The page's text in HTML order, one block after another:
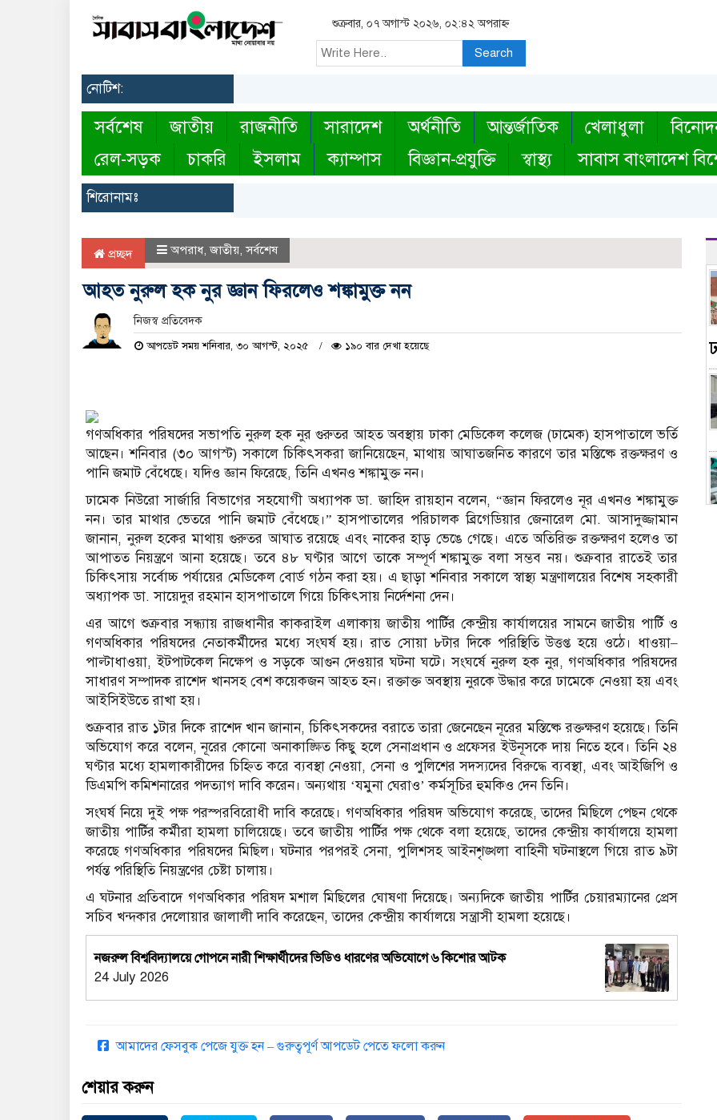
শুক্রবার, ০৭ অগাস্ট ২০২৬, ০২:৪২ অপরাহ্ন
Search
নোটিশ:
সর্বশেষ জাতীয় রাজনীতি সারাদেশ অর্থনীতি আন্তর্জাতিক খেলাধুলা
রেল-সড়ক
চাকরি ইসলাম ক্যাম্পাস বিজ্ঞান-প্রযুক্তি স্বাস্থ্য সাবাস বাংলাদেশ
শিরোনামঃ
প্রচ্ছদ অপরাধ,জাতীয়,সর্বশেষ
আহত নুরুল হক নুর জ্ঞান ফিরলেও শঙ্কামুক্ত নন
নিজস্ব প্রতিবেদক
আপডেট সময় শনিবার, ৩০ আগস্ট, ২০২৫ ১৯০ বার দেখা হয়েছে
গণঅধিকার পরিষদের সভাপতি নুরুল হক নুর গুরুতর আহত অবস্থায় ঢাকা মেডিকেল কলেজ (ঢামেক) হাসপাতালে ভর্তি
আছেন। শনিবার (৩০ আগস্ট) সকালে চিকিৎসকরা জানিয়েছেন, মাথায় আঘাতজনিত কারণে তার মস্তিষ্কে রক্তক্ষরণ ও
পানি জমাট বেঁধেছে। যদিও জ্ঞান ফিরেছে, তিনি এখনও শঙ্কামুক্ত নন।
ঢামেক নিউরো সার্জারি বিভাগের সহযোগী অধ্যাপক ডা. জাহিদ রায়হান বলেন, “জ্ঞান ফিরলেও নূর এখনও শঙ্কামুক্ত
নন। তার মাথার ভেতরে পানি জমাট বেঁধেছে।” হাসপাতালের পরিচালক ব্রিগেডিয়ার জেনারেল মো. আসাদুজ্জামান
জানান, নুরুল হকের মাথায় গুরুতর আঘাত রয়েছে এবং নাকের হাড় ভেঙে গেছে। এতে অতিরিক্ত রক্তক্ষরণ হলেও তা
আপাতত নিয়ন্ত্রণে আনা হয়েছে। তবে ৪৮ ঘণ্টার আগে তাকে সম্পূর্ণ শঙ্কামুক্ত বলা সম্ভব নয়। শুক্রবার রাতেই তার
চিকিৎসায় সর্বোচ্চ পর্যায়ের মেডিকেল বোর্ড গঠন করা হয়। এ ছাড়া শনিবার সকালে স্বাস্থ্য মন্ত্রণালয়ের বিশেষ সহকারী
অধ্যাপক ডা. সায়েদুর রহমান হাসপাতালে গিয়ে চিকিৎসায় নির্দেশনা দেন।
এর আগে শুক্রবার সন্ধ্যায় রাজধানীর কাকরাইল এলাকায় জাতীয় পার্টির কেন্দ্রীয় কার্যালয়ের সামনে জাতীয় পার্টি ও
গণঅধিকার পরিষদের নেতাকর্মীদের মধ্যে সংঘর্ষ হয়। রাত সোয়া ৮টার দিকে পরিস্থিতি উত্তপ্ত হয়ে ওঠে। ধাওয়া–
পাল্টাধাওয়া, ইটপাটকেল নিক্ষেপ ও সড়কে আগুন দেওয়ার ঘটনা ঘটে। সংঘর্ষে নুরুল হক নুর, গণঅধিকার পরিষদের
সাধারণ সম্পাদক রাশেদ খানসহ বেশ কয়েকজন আহত হন। রক্তাক্ত অবস্থায় নুরকে উদ্ধার করে ঢামেকে নেওয়া হয় এবং
আইসিইউতে রাখা হয়।
শুক্রবার রাত ১টার দিকে রাশেদ খান জানান, চিকিৎসকদের বরাতে তারা জেনেছেন নূরের মস্তিষ্কে রক্তক্ষরণ হয়েছে। তিনি
অভিযোগ করে বলেন, নূরের কোনো অনাকাঙ্ক্ষিত কিছু হলে সেনাপ্রধান ও প্রফেসর ইউনূসকে দায় নিতে হবে। তিনি ২৪
ঘণ্টার মধ্যে হামলাকারীদের চিহ্নিত করে ব্যবস্থা নেওয়া, সেনা ও পুলিশের সদস্যদের বিরুদ্ধে ব্যবস্থা, এবং আইজিপি ও
ডিএমপি কমিশনারের পদত্যাগ দাবি করেন। অন্যথায় ‘যমুনা ঘেরাও’ কর্মসূচির হুমকিও দেন তিনি।
সংঘর্ষ নিয়ে দুই পক্ষ পরস্পরবিরোধী দাবি করেছে। গণঅধিকার পরিষদ অভিযোগ করেছে, তাদের মিছিলে পেছন থেকে
জাতীয় পার্টির কর্মীরা হামলা চালিয়েছে। তবে জাতীয় পার্টির পক্ষ থেকে বলা হয়েছে, তাদের কেন্দ্রীয় কার্যালয়ে হামলা
করেছে গণঅধিকার পরিষদের মিছিল। ঘটনার পরপরই সেনা, পুলিশসহ আইনশৃঙ্খলা বাহিনী ঘটনাস্থলে গিয়ে রাত ৯টা
পর্যন্ত পরিস্থিতি নিয়ন্ত্রণের চেষ্টা চালায়।
এ ঘটনার প্রতিবাদে গণঅধিকার পরিষদ মশাল মিছিলের ঘোষণা দিয়েছে। অন্যদিকে জাতীয় পার্টির চেয়ারম্যানের প্রেস
সচিব খন্দকার দেলোয়ার জালালী দাবি করেছেন, তাদের কেন্দ্রীয় কার্যালয়ে সন্ত্রাসী হামলা হয়েছে।
নজরুল বিশ্ববিদ্যালয়ে গোপনে নারী শিক্ষার্থীদের ভিডিও ধারণের অভিযোগে ৬ কিশোর আটক
24 July 2026
আমাদের ফেসবুক পেজে যুক্ত হন – গুরুত্বপূর্ণ আপডেট পেতে ফলো করুন
শেয়ার করুন